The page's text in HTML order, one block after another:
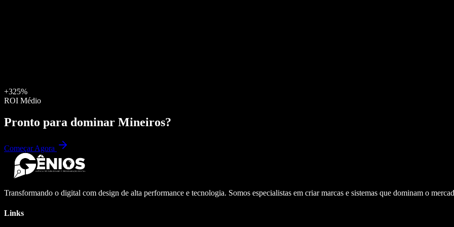
+325%
ROI Médio
Pronto para dominar Mineiros?
Começar Agora
Transformando o digital com design de alta performance e tecnologia. Somos especialistas em criar marcas e sistemas que dominam o
Links